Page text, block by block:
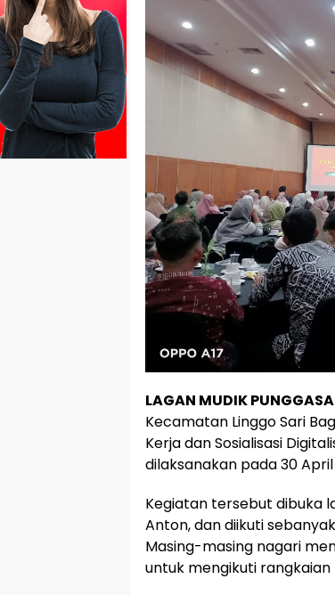
LAGAN MUDIK
Kecamatan Linggo Sari
Kerja dan Sosialisasi
dilaksanakan pada 30
Kegiatan tersebut dibuka
Anton, dan diikuti
Masing-masing nagari
untuk mengikuti